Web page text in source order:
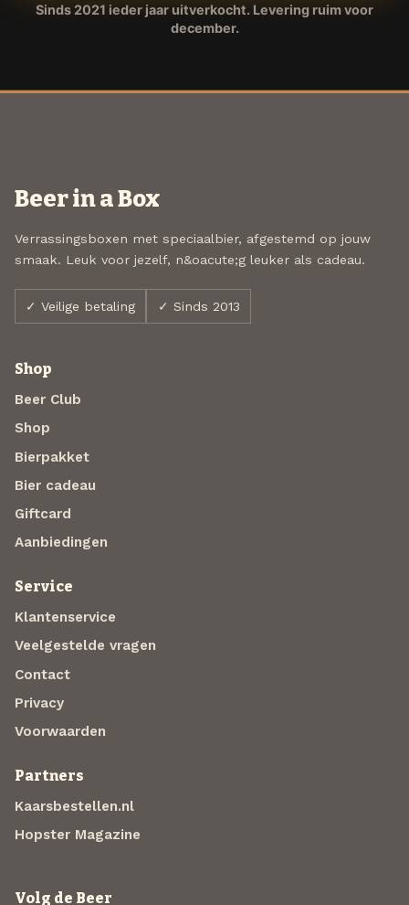
Sinds 2021 ieder jaar uitverkocht. Levering ruim voor
december.
Beer in a Box
Verrassingsboxen met speciaalbier, afgestemd op jouw
smaak. Leuk voor jezelf, n&oacute;g leuker als cadeau.
✓ Veilige betaling ✓ Sinds 2013
Shop
Beer Club
Shop
Bierpakket
Bier cadeau
Giftcard
Aanbiedingen
Service
Klantenservice
Veelgestelde vragen
Contact
Privacy
Voorwaarden
Partners
Kaarsbestellen.nl
Hopster Magazine
Volg de Beer